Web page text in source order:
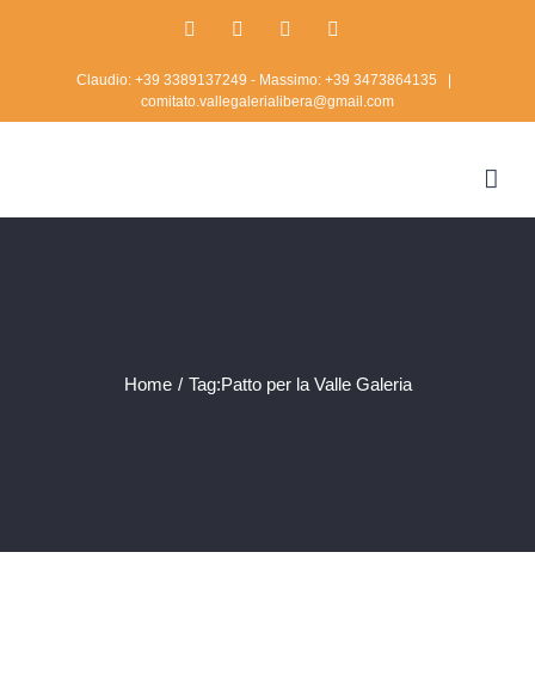
FacebookTwitter Instagram
Claudio: +39 3389137249 - Massimo: +39 3473864135
comitato.vallegalerialibera@gmail.com
Home / Tag:Patto per la Valle Galeria